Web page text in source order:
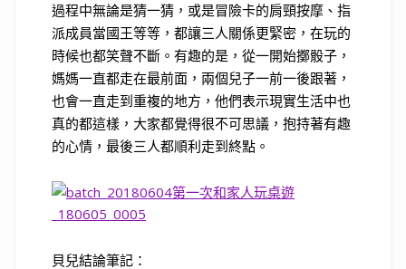
過程中無論是猜一猜，或是冒險卡的肩頸按摩、指
派成員當國王等等，都讓三人關係更緊密，在玩的
時候也都笑聲不斷。有趣的是，從一開始擲骰子，
媽媽一直都走在最前面，兩個兒子一前一後跟著，
也會一直走到重複的地方，他們表示現實生活中也
真的都這樣，大家都覺得很不可思議，抱持著有趣
的心情，最後三人都順利走到終點。
貝兒結論筆記：